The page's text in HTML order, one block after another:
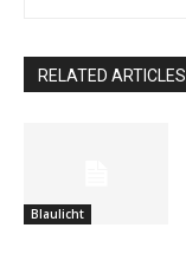
RELATED ARTICLES
Blaulicht